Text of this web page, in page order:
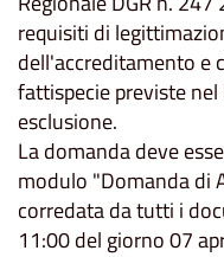
requisiti di
dell'accreditamento e
fattispecie previste
esclusione.
La domanda deve
modulo "Domanda di
corredata da tutti i
11:00 del giorno 07